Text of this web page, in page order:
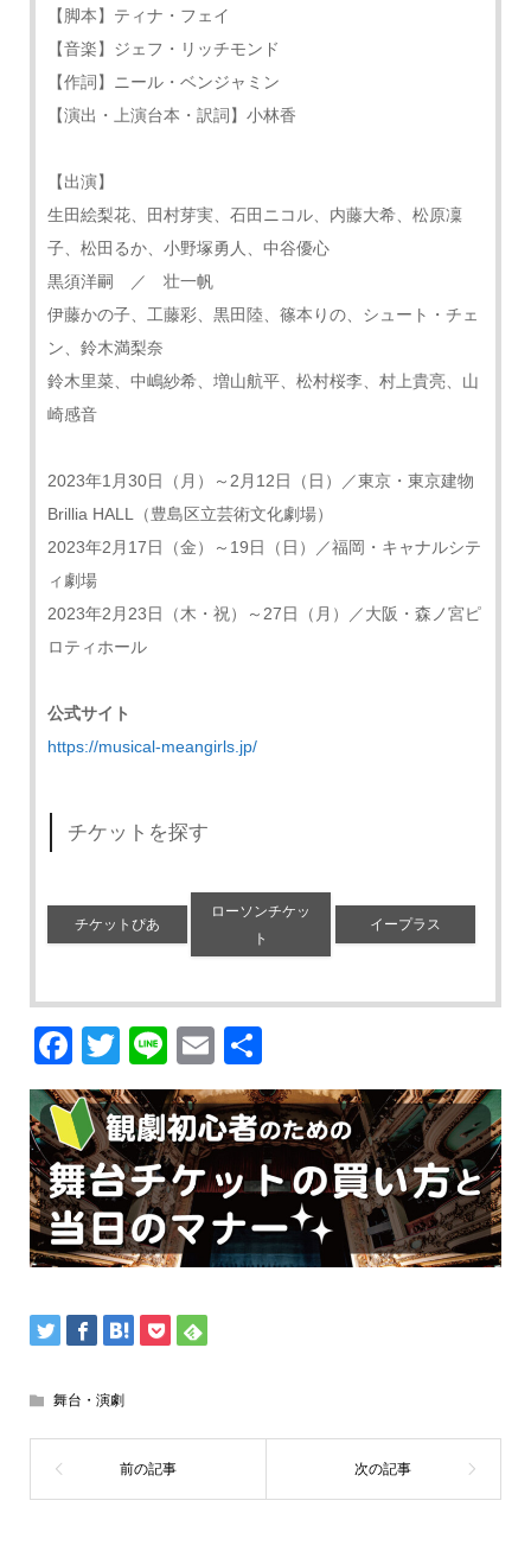
【脚本】ティナ・フェイ
【音楽】ジェフ・リッチモンド
【作詞】ニール・ベンジャミン
【演出・上演台本・訳詞】小林香
【出演】
生田絵梨花、田村芽実、石田ニコル、内藤大希、松原凜
子、松田るか、小野塚勇人、中谷優心
黒須洋嗣 ／ 壮一帆
伊藤かの子、工藤彩、黒田陸、篠本りの、シュート・チェ
ン、鈴木満梨奈
鈴木里菜、中嶋紗希、増山航平、松村桜李、村上貴亮、山
崎感音
2023年1月30日（月）～2月12日（日）／東京・東京建物
Brillia HALL（豊島区立芸術文化劇場）
2023年2月17日（金）～19日（日）／福岡・キャナルシテ
ィ劇場
2023年2月23日（木・祝）～27日（月）／大阪・森ノ宮ピ
ロティホール
公式サイト
https://musical-meangirls.jp/
チケットを探す
チケットぴあ
ローソンチケッ
ト
イープラス
Facebook
Twitter
LineEmail
有
舞台・演劇